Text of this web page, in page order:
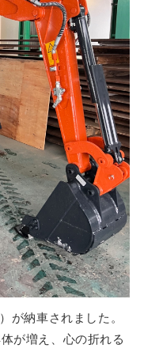
が納車されました。
が増え、心の折れる